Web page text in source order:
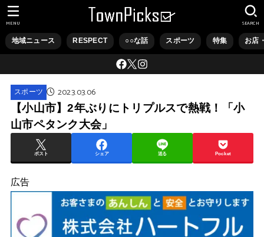
地域ニュース RESPECT ○○な話 スポーツ 特集 お店
SEARCH
MENU
スポーツ 2023.03.06
【小山市】2年ぶりにトリプルスで熱戦！「小
山市ペタンク大会」
ポスト シェア 送る Pocket
広告